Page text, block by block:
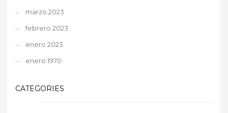
marzo 2023
febrero 2023
enero 2023
enero 1970
CATEGORIES